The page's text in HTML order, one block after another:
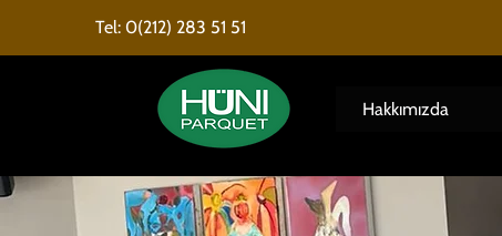
Tel: 0(212) 283 51 51
Hakkımızda